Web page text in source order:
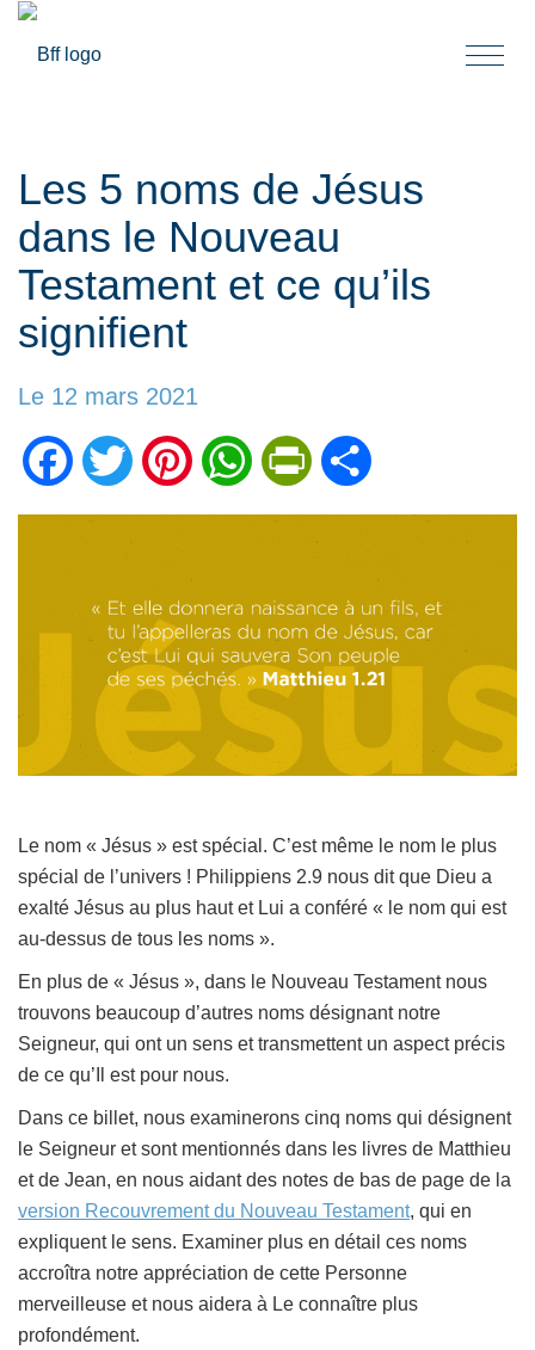
Les 5 noms de Jésus
dans le Nouveau
Testament et ce qu’ils
signifient
Le 12 mars 2021
FacebookTwitter PinterestWhatsAppPrintFriendly
Le nom « Jésus » est spécial. C’est même le nom le plus
spécial de l’univers ! Philippiens 2.9 nous dit que Dieu a
exalté Jésus au plus haut et Lui a conféré « le nom qui est
au-dessus de tous les noms ».
En plus de « Jésus », dans le Nouveau Testament nous
trouvons beaucoup d’autres noms désignant notre
Seigneur, qui ont un sens et transmettent un aspect précis
de ce qu’Il est pour nous.
Dans ce billet, nous examinerons cinq noms qui désignent
le Seigneur et sont mentionnés dans les livres de Matthieu
et de Jean, en nous aidant des notes de bas de page de la
version Recouvrement du Nouveau Testament, qui en
expliquent le sens. Examiner plus en détail ces noms
accroîtra notre appréciation de cette Personne
merveilleuse et nous aidera à Le connaître plus
profondément.